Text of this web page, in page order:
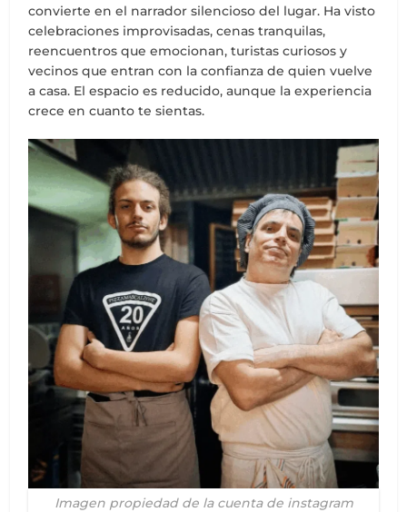
convierte en el narrador silencioso del lugar. Ha visto
celebraciones improvisadas, cenas tranquilas,
reencuentros que emocionan, turistas curiosos y
vecinos que entran con la confianza de quien vuelve
a casa. El espacio es reducido, aunque la experiencia
crece en cuanto te sientas.
Imagen propiedad de la cuenta de instagram